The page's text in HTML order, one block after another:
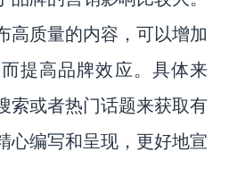
高质量的内容，可以增加
提高品牌效应。具体来
索或者热门话题来获取有
心编写和呈现，更好地宣